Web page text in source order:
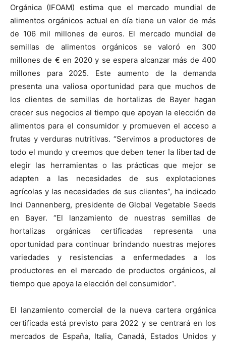
Orgánica (IFOAM) estima que el mercado mundial de
alimentos orgánicos actual en día tiene un valor de más
de 106 mil millones de euros. El mercado mundial de
semillas de alimentos orgánicos se valoró en 300
millones de € en 2020 y se espera alcanzar más de 400
millones para 2025. Este aumento de la demanda
presenta una valiosa oportunidad para que muchos de
los clientes de semillas de hortalizas de Bayer hagan
crecer sus negocios al tiempo que apoyan la elección de
alimentos para el consumidor y promueven el acceso a
frutas y verduras nutritivas. “Servimos a productores de
todo el mundo y creemos que deben tener la libertad de
elegir las herramientas o las prácticas que mejor se
adapten a las necesidades de sus explotaciones
agrícolas y las necesidades de sus clientes”, ha indicado
Inci Dannenberg, presidente de Global Vegetable Seeds
en Bayer. “El lanzamiento de nuestras semillas de
hortalizas orgánicas certificadas representa una
oportunidad para continuar brindando nuestras mejores
variedades y resistencias a enfermedades a los
productores en el mercado de productos orgánicos, al
tiempo que apoya la elección del consumidor”.
El lanzamiento comercial de la nueva cartera orgánica
certificada está previsto para 2022 y se centrará en los
mercados de España, Italia, Canadá, Estados Unidos y